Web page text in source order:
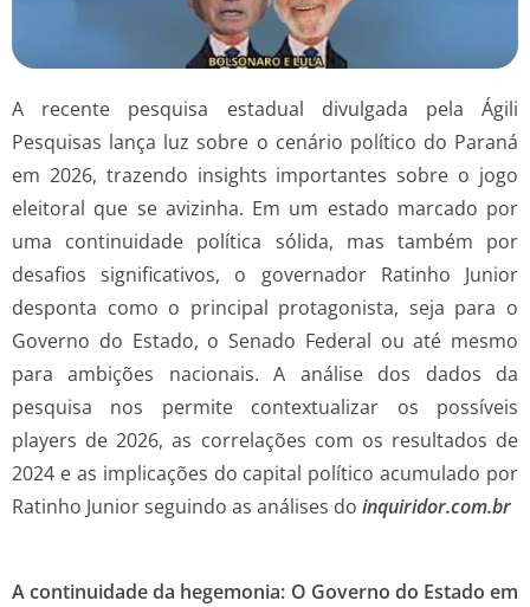
A recente pesquisa estadual divulgada pela Ágili
Pesquisas lança luz sobre o cenário político do Paraná
em 2026, trazendo insights importantes sobre o jogo
eleitoral que se avizinha. Em um estado marcado por
uma continuidade política sólida, mas também por
desafios significativos, o governador Ratinho Junior
desponta como o principal protagonista, seja para o
Governo do Estado, o Senado Federal ou até mesmo
para ambições nacionais. A análise dos dados da
pesquisa nos permite contextualizar os possíveis
players de 2026, as correlações com os resultados de
2024 e as implicações do capital político acumulado por
Ratinho Junior seguindo as análises do inquiridor.com.br
A continuidade da hegemonia: O Governo do Estado em